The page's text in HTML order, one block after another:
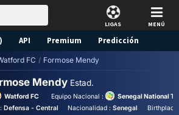
LIGAS MENÚ
API Premium Predicción
FC / Formose Mendy
Mendy Estad.
Watford FC Equipo Nacional :
Senegal National
Defensa - Central Nacionalidad :Senegal